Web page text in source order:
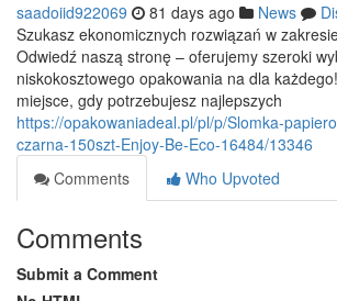
saadoiid922069 81 days ago News
Szukasz ekonomicznych rozwiązań w
Odwiedź naszą stronę – oferujemy szeroki
niskokosztowego opakowania na dla
miejsce, gdy potrzebujesz najlepszych
https://opakowaniadeal.pl/pl/p/Slomka-
czarna-150szt-Enjoy-Be-Eco-16484/13346
Comments
Who Upvoted
Comments
Submit a Comment